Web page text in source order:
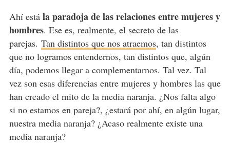
Ahí está la paradoja de las relaciones entre mujeres y
hombres. Ese es, realmente, el secreto de las
parejas. Tan distintos que nos atraemos, tan distintos
que no logramos entendernos, tan distintos que, algún
día, podemos llegar a complementarnos. Tal vez. Tal
vez son esas diferencias entre mujeres y hombres las que
han creado el mito de la media naranja. ¿Nos falta algo
si no estamos en pareja?, ¿estará por ahí, en algún lugar,
nuestra media naranja? ¿Acaso realmente existe una
media naranja?